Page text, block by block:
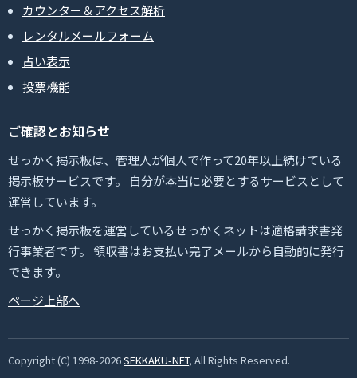
カウンター＆アクセス解析
レンタルメールフォーム
占い表示
投票機能
ご確認とお知らせ
せっかく掲示板は、管理人が個人で作って20年以上続けている
掲示板サービスです。 自分が本当に必要とするサービスとして
運営しています。
せっかく掲示板を運営しているせっかくネットは適格請求書発
行事業者です。 領収書はお支払い完了メールから自動的に発行
できます。
ページ上部へ
Copyright (C) 1998-2026SEKKAKU-NET, All Rights Reserved.